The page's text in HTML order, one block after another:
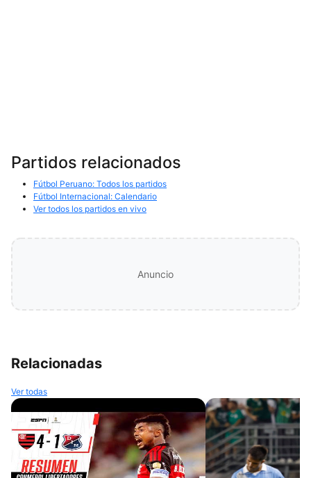
Partidos relacionados
Fútbol Peruano: Todos los partidos
Fútbol Internacional: Calendario
Ver todos los partidos en vivo
Anuncio
Relacionadas
Ver todas